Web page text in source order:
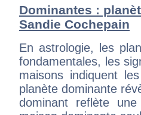
Dominantes :
Sandie Cochepain
En astrologie, les
fondamentales, les
maisons indiquent
planète dominante
dominant reflète